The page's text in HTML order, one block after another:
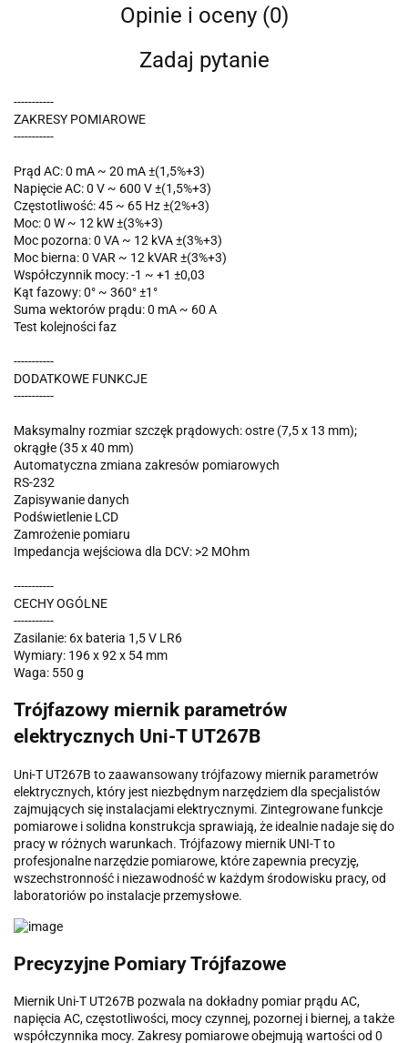
Opinie i oceny (0)
Zadaj pytanie
-----------
ZAKRESY POMIAROWE
-----------
Prąd AC: 0 mA ~ 20 mA ±(1,5%+3)
Napięcie AC: 0 V ~ 600 V ±(1,5%+3)
Częstotliwość: 45 ~ 65 Hz ±(2%+3)
Moc: 0 W ~ 12 kW ±(3%+3)
Moc pozorna: 0 VA ~ 12 kVA ±(3%+3)
Moc bierna: 0 VAR ~ 12 kVAR ±(3%+3)
Współczynnik mocy: -1 ~ +1 ±0,03
Kąt fazowy: 0° ~ 360° ±1°
Suma wektorów prądu: 0 mA ~ 60 A
Test kolejności faz
-----------
DODATKOWE FUNKCJE
-----------
Maksymalny rozmiar szczęk prądowych: ostre (7,5 x 13 mm);
okrągłe (35 x 40 mm)
Automatyczna zmiana zakresów pomiarowych
RS-232
Zapisywanie danych
Podświetlenie LCD
Zamrożenie pomiaru
Impedancja wejściowa dla DCV: >2 MOhm
-----------
CECHY OGÓLNE
-----------
Zasilanie: 6x bateria 1,5 V LR6
Wymiary: 196 x 92 x 54 mm
Waga: 550 g
Trójfazowy miernik parametrów
elektrycznych Uni-T UT267B
Uni-T UT267B to zaawansowany trójfazowy miernik parametrów
elektrycznych, który jest niezbędnym narzędziem dla specjalistów
zajmujących się instalacjami elektrycznymi. Zintegrowane funkcje
pomiarowe i solidna konstrukcja sprawiają, że idealnie nadaje się do
pracy w różnych warunkach. Trójfazowy miernik UNI-T to
profesjonalne narzędzie pomiarowe, które zapewnia precyzję,
wszechstronność i niezawodność w każdym środowisku pracy, od
laboratoriów po instalacje przemysłowe.
Precyzyjne Pomiary Trójfazowe
Miernik Uni-T UT267B pozwala na dokładny pomiar prądu AC,
napięcia AC, częstotliwości, mocy czynnej, pozornej i biernej, a także
współczynnika mocy. Zakresy pomiarowe obejmują wartości od 0